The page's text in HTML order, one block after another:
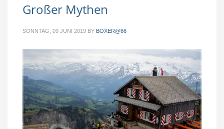
Großer Mythen
SONNTAG, 09 JUNI 2019 BY BOXER@66